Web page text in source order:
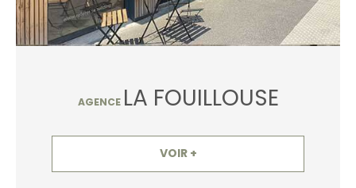
AGENCE LA FOUILLOUSE
VOIR +